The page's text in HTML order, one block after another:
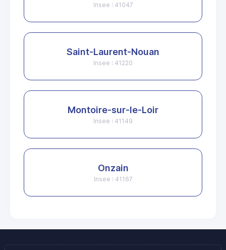
Insee : 41047
Saint-Laurent-Nouan
Insee : 41220
Montoire-sur-le-Loir
Insee : 41149
Onzain
Insee : 41167